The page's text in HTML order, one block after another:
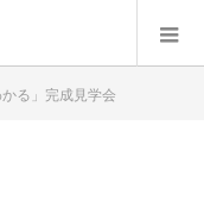
る」完成見学会